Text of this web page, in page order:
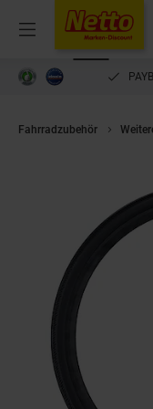
Menü
Fahrradzubehör